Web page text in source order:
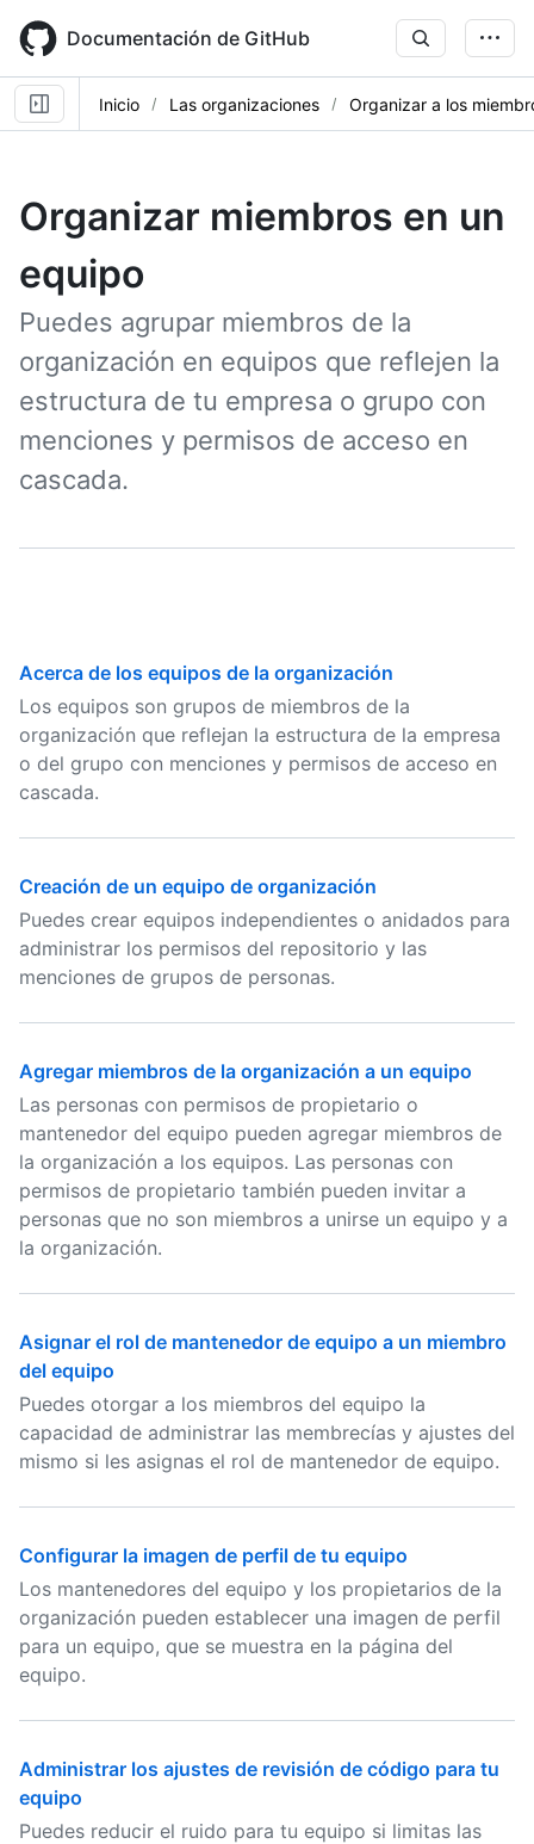
main
content
Documentación de GitHub
Inicio Las organizaciones Organizar a los
Organizar miembros en un
equipo
Puedes agrupar miembros de la
organización en equipos que reflejen la
estructura de tu empresa o grupo con
menciones y permisos de acceso en
cascada.
Acerca de los equipos de la organización
Los equipos son grupos de miembros de la
organización que reflejan la estructura de la empresa
o del grupo con menciones y permisos de acceso en
cascada.
Creación de un equipo de organización
Puedes crear equipos independientes o anidados para
administrar los permisos del repositorio y las
menciones de grupos de personas.
Agregar miembros de la organización a un equipo
Las personas con permisos de propietario o
mantenedor del equipo pueden agregar miembros de
la organización a los equipos. Las personas con
permisos de propietario también pueden invitar a
personas que no son miembros a unirse un equipo y a
la organización.
Asignar el rol de mantenedor de equipo a un miembro
del equipo
Puedes otorgar a los miembros del equipo la
capacidad de administrar las membrecías y ajustes del
mismo si les asignas el rol de mantenedor de equipo.
Configurar la imagen de perfil de tu equipo
Los mantenedores del equipo y los propietarios de la
organización pueden establecer una imagen de perfil
para un equipo, que se muestra en la página del
equipo.
Administrar los ajustes de revisión de código para tu
equipo
Puedes reducir el ruido para tu equipo si limitas las